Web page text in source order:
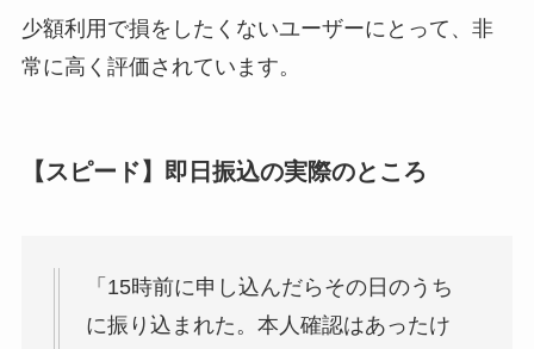
少額利用で損をしたくないユーザーにとって、非
常に高く評価されています。
【スピード】即日振込の実際のところ
「15時前に申し込んだらその日のうち
に振り込まれた。本人確認はあったけ